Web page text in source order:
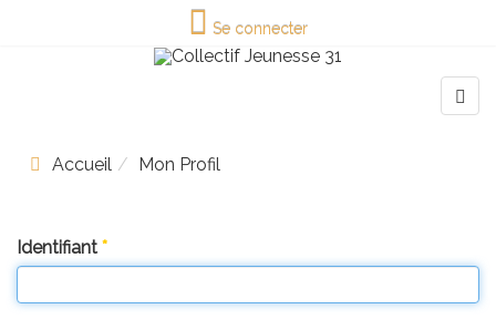
Se connecter
Accueil Mon Profil
Identifiant *